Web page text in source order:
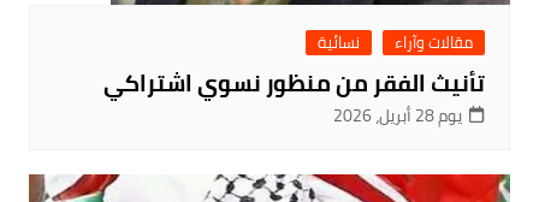
مقالات وآراء نسائية
تأنيث الفقر من منظور نسوي اشتراكي
يوم 28 أبريل، 2026